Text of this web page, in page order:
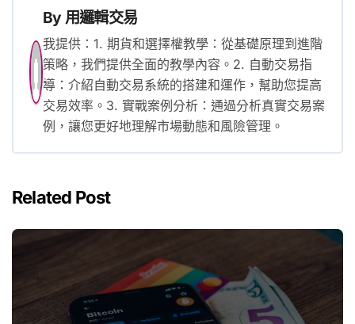
By 用邏輯交易
我提供：1. 期貨和選擇權教學：從基礎原理到進階
策略，我們提供全面的教學內容。2. 自動交易指
導：介紹自動交易系統的搭建和運作，幫助您提高
交易效率。3. 實戰案例分析：通過分析真實交易案
例，讓您更好地理解市場動態和風險管理。
Related Post